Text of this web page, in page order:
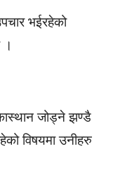
भईरहेको
।
जोड्ने झण्डै
विषयमा उनीहरु